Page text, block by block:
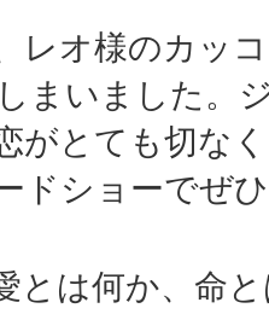
レオ様のカッ
まいました。
がとても切な
ドショーでぜ
とは何か、命